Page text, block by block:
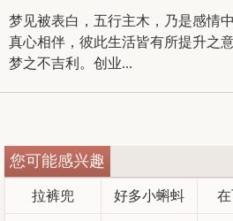
梦见被表白，五行主木，乃是感情
真心相伴，彼此生活皆有所提升之
梦之不吉利。创业...
您可能感兴趣
拉裤兜 好多小蝌蚪